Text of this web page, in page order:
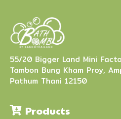
55/20 Bigger Land Mini
Tambon Bung Kham Proy,
Pathum Thani 12150
Products